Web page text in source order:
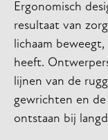
Ergonomisch
resultaat van
lichaam
heeft.
lijnen van de
gewrichten en
ontstaan bij